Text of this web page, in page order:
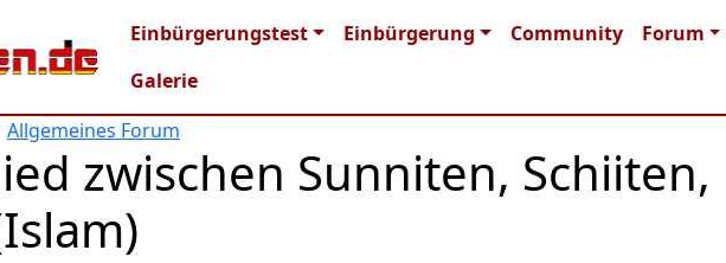
Main navigation
Einbürgerungstest Einbürgerung Community Forum
Galerie
Allgemeines Forum
zwischen Sunniten, Schiiten,